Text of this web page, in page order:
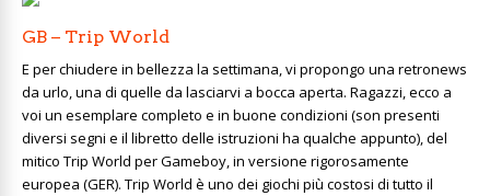
GB – Trip World
E per chiudere in bellezza la settimana, vi propongo una retronews
da urlo, una di quelle da lasciarvi a bocca aperta. Ragazzi, ecco a
voi un esemplare completo e in buone condizioni (son presenti
diversi segni e il libretto delle istruzioni ha qualche appunto), del
mitico Trip World per Gameboy, in versione rigorosamente
europea (GER). Trip World è uno dei giochi più costosi di tutto il